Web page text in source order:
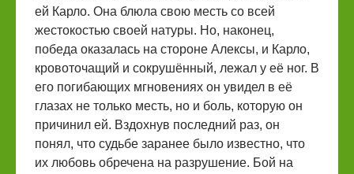
ей Карло. Она блюла свою месть со всей
жестокостью своей натуры. Но, наконец,
победа оказалась на стороне Алексы, и Карло,
кровоточащий и сокрушённый, лежал у её ног. В
его погибающих мгновениях он увидел в её
глазах не только месть, но и боль, которую он
причинил ей. Вздохнув последний раз, он
понял, что судьбе заранее было известно, что
их любовь обречена на разрушение. Бой на